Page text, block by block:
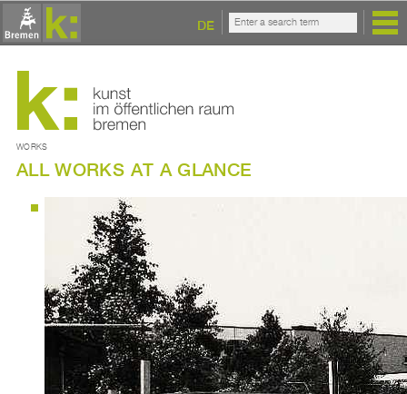
DE
WORKS
ALL WORKS AT A GLANCE